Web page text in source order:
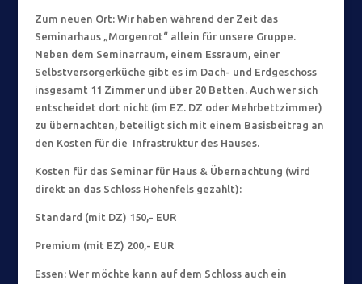
Zum neuen Ort: Wir haben während der Zeit das
Seminarhaus „Morgenrot“ allein für unsere Gruppe.
Neben dem Seminarraum, einem Essraum, einer
Selbstversorgerküche gibt es im Dach- und Erdgeschoss
insgesamt 11 Zimmer und über 20 Betten. Auch wer sich
entscheidet dort nicht (im EZ. DZ oder Mehrbettzimmer)
zu übernachten, beteiligt sich mit einem Basisbeitrag an
den Kosten für die Infrastruktur des Hauses.
Kosten für das Seminar für Haus & Übernachtung (wird
direkt an das Schloss Hohenfels gezahlt):
Standard (mit DZ) 150,- EUR
Premium (mit EZ) 200,- EUR
Essen: Wer möchte kann auf dem Schloss auch ein